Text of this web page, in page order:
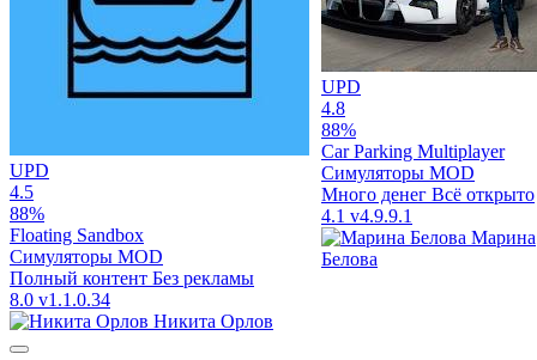
UPD
4.5
88%
Floating Sandbox
Симуляторы MOD
Полный контент Без рекламы
8.0 v1.1.0.34
Никита Орлов
UPD
4.8
88%
Car Parking Multiplayer
Симуляторы MOD
Много денег Всё открыто
4.1 v4.9.9.1
Марина
Белова